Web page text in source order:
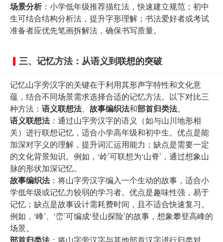
场景分析：小学低年级推荐描红法，快速建立规范；初中
生可结合结构分析法，提升字形理解；书法爱好者或考试
准备者应优先笔画拆解法，确保书写质量。
三、记忆方法：从语义到联想的突破
记忆山字旁汉字的关键在于利用其形声字特性和文化意
蕴，结合不同场景需求选择合适的记忆方法。以下对比三
种方法： 语义联想法、 故事编织法和部首归类法。
语义联想法：通过山字旁汉字的语义（如与山川地形相
关）进行联想记忆，适合小学高年级和初中生。优点是能
加深对字义的理解，提升词汇运用能力；缺点是需要一定
的文化背景知识。例如，‘岭’可联想为‘山脊’，通过想象山
脉的形状加深记忆。
故事编织法：将山字旁汉字编入一个生动的故事，适合小
学低年级或记忆力较弱的学习者。优点是趣味性强，易于
记忆；缺点是故事设计需耗费时间，且不适合快速复习。
例如，‘峰’、‘峦’可编成‘登山探险’的故事，想象攀登高峰的
场景。